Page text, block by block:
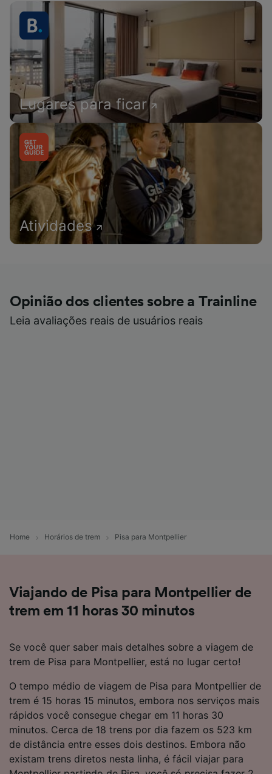
Lugares para ficar
Atividades
Opinião dos clientes sobre a Trainline
Leia avaliações reais de usuários reais
Home Horários de trem Pisa para Montpellier
Viajando de Pisa para Montpellier de
trem em 11 horas 30 minutos
Se você quer saber mais detalhes sobre a viagem de
trem de Pisa para Montpellier, está no lugar certo!
O tempo médio de viagem de Pisa para Montpellier de
trem é 15 horas 15 minutos, embora nos serviços mais
rápidos você consegue chegar em 11 horas 30
minutos. Cerca de 18 trens por dia fazem os 523 km
de distância entre esses dois destinos. Embora não
existam trens diretos nesta linha, é fácil viajar para